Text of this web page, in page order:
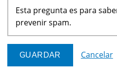
Esta pregunta es para
prevenir spam.
Cancelar